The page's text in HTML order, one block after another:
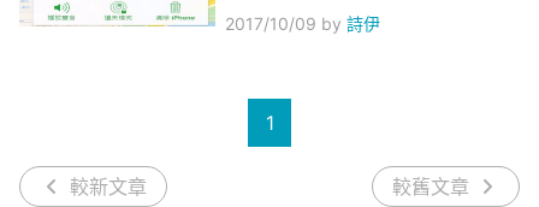
2017/10/09 by詩伊
較新文章
1
較舊文章